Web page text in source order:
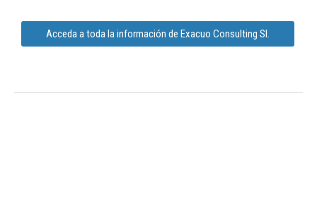
Acceda a toda la información de Exacuo Consulting Sl.